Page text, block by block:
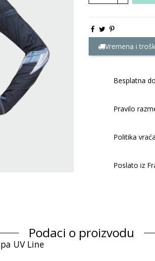
Vremena i
Besplatna
Pravilo
Politika
Poslato iz
Podaci o proizvodu
UV Line